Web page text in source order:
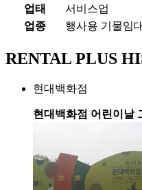
업태
서비스업
업종
행사용 기물임
RENTAL PLUS
현대백화점
현대백화점 어린이날